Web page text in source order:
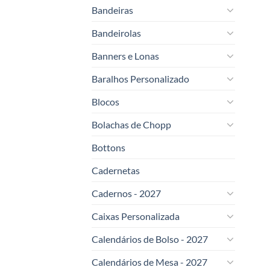
Bandeiras
Bandeirolas
Banners e Lonas
Baralhos Personalizado
Blocos
Bolachas de Chopp
Bottons
Cadernetas
Cadernos - 2027
Caixas Personalizada
Calendários de Bolso - 2027
Calendários de Mesa - 2027